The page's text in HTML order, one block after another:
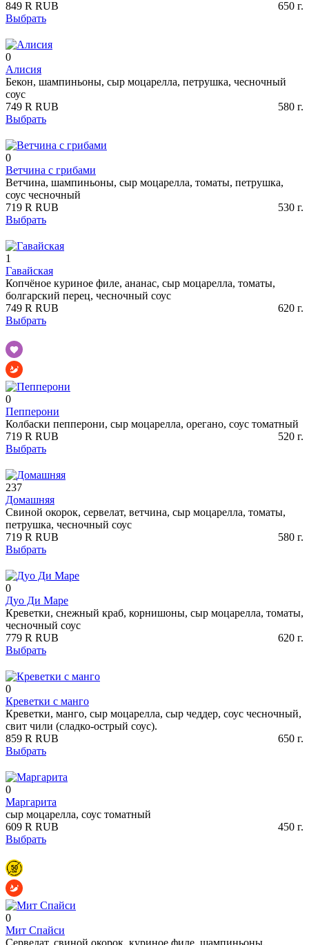
849 R RUB 650 г.
Выбрать
0
Алисия
Бекон, шампиньоны, сыр моцарелла, петрушка, чесночный
соус
749 R RUB 580 г.
Выбрать
0
Ветчина с грибами
Ветчина, шампиньоны, сыр моцарелла, томаты, петрушка,
соус чесночный
719 R RUB 530 г.
Выбрать
1
Гавайская
Копчёное куриное филе, ананас, сыр моцарелла, томаты,
болгарский перец, чесночный соус
749 R RUB 620 г.
Выбрать
0
Пепперони
Колбаски пепперони, сыр моцарелла, орегано, соус томатный
719 R RUB 520 г.
Выбрать
237
Домашняя
Свиной окорок, сервелат, ветчина, сыр моцарелла, томаты,
петрушка, чесночный соус
719 R RUB 580 г.
Выбрать
0
Дуо Ди Маре
Креветки, снежный краб, корнишоны, сыр моцарелла, томаты,
чесночный соус
779 R RUB 620 г.
Выбрать
0
Креветки с манго
Креветки, манго, сыр моцарелла, сыр чеддер, соус чесночный,
свит чили (сладко-острый соус).
859 R RUB 650 г.
Выбрать
0
Маргарита
сыр моцарелла, соус томатный
609 R RUB 450 г.
Выбрать
0
Мит Спайси
Сервелат, свиной окорок, куриное филе, шампиньоны,